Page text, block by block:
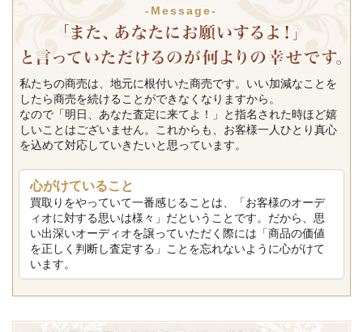
-Message-
私たちの商売は、地元に根付いた商売です。いい加減なことを
したら商売を続けることができなくなりますから。
なので「明日、あなた査定に来てよ！」と指名された時ほど嬉
しいことはございません。これからも、お客様一人ひとり真心
を込めて対応していきたいと思っています。
心がけていること
買取りをやっていて一番感じることは、「お客様のオーデ
ィオに対する思いは様々」だということです。だから、思
い出深いオーディオを譲っていただく際には「商品の価値
を正しく判断し査定する」ことを忘れないように心がけて
います。